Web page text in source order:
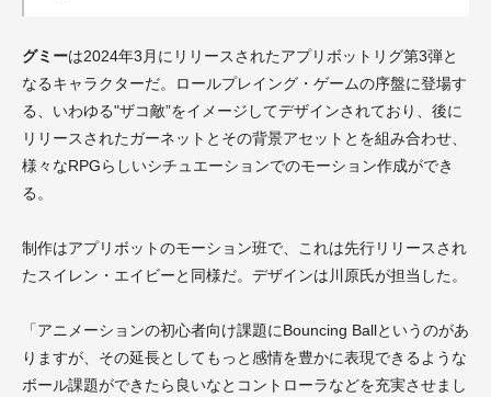
グミーは2024年3月にリリースされたアプリボットリグ第3弾と
なるキャラクターだ。ロールプレイング・ゲームの序盤に登場す
る、いわゆる"ザコ敵”をイメージしてデザインされており、後に
リリースされたガーネットとその背景アセットとを組み合わせ、
様々なRPGらしいシチュエーションでのモーション作成ができ
る。
制作はアプリボットのモーション班で、これは先行リリースされ
たスイレン・エイビーと同様だ。デザインは川原氏が担当した。
「アニメーションの初心者向け課題にBouncing Ballというのがあ
りますが、その延長としてもっと感情を豊かに表現できるような
ボール課題ができたら良いなとコントローラなどを充実させまし